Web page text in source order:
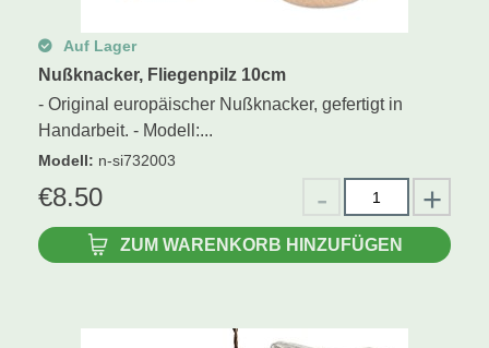
Auf Lager
Nußknacker, Fliegenpilz 10cm
- Original europäischer Nußknacker, gefertigt in
Handarbeit. - Modell:...
Modell: n-si732003
€8.50
ZUM WARENKORB HINZUFÜGEN